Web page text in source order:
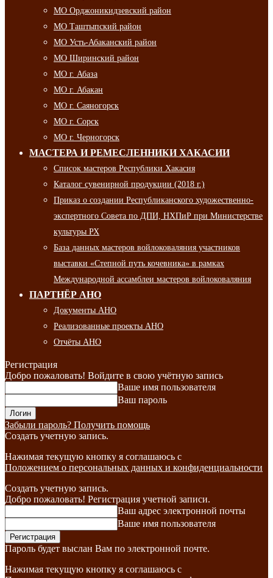
МО Орджоникидзевский район
МО Таштыпский район
МО Усть-Абаканский район
МО Ширинский район
МО г. Абаза
МО г. Абакан
МО г. Саяногорск
МО г. Сорск
МО г. Черногорск
МАСТЕРА И РЕМЕСЛЕННИКИ ХАКАСИИ
Список мастеров Республики Хакасия
Каталог сувенирной продукции (2018 г.)
Приказ о создании Республиканского художественно-
экспертного Совета по ДПИ, НХПиР при Министерстве
культуры РХ
База данных мастеров войлоковаляния участников
выставки «Степной путь кочевника» в рамках
Международной ассамблеи мастеров войлоковаляния
ПАРТНЁР АНО
Документы АНО
Реализованные проекты АНО
Отчёты АНО
Регистрация
Добро пожаловать! Войдите в свою учётную запись
Ваше имя пользователя
Ваш пароль
Забыли пароль? Получить помощь
Создать учетную запись.
Нажимая текущую кнопку я соглашаюсь с
Положением о персональных данных и конфиденциальности
Создать учетную запись.
Добро пожаловать! Регистрация учетной записи.
Ваш адрес электронной почты
Ваше имя пользователя
Пароль будет выслан Вам по электронной почте.
Нажимая текущую кнопку я соглашаюсь с